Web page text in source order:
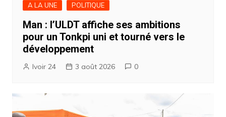
A LA UNE POLITIQUE
Man : l’ULDT affiche ses ambitions
pour un Tonkpi uni et tourné vers le
développement
Ivoir 24 3 août 2026 0